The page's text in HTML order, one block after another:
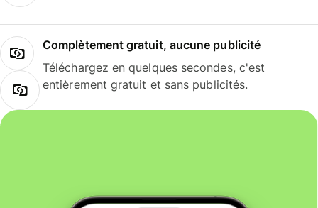
Complètement gratuit, aucune publicité
Téléchargez en quelques secondes, c'est
entièrement gratuit et sans publicités.